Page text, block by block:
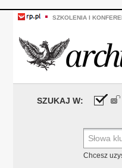
SZKOLENIA I
SZUKAJ W:
Chcesz